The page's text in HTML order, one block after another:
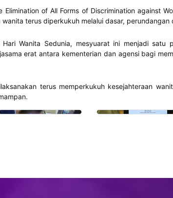
Elimination of All Forms of Discrimination against
terus diperkukuh melalui dasar, perundangan
Wanita Sedunia, mesyuarat ini menjadi
erat antara kementerian dan agensi bagi
terus memperkukuh kesejahteraan